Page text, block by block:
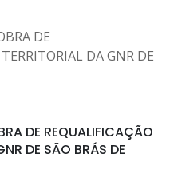
DE REQUALIFICAÇÃO
DE SÃO BRÁS DE